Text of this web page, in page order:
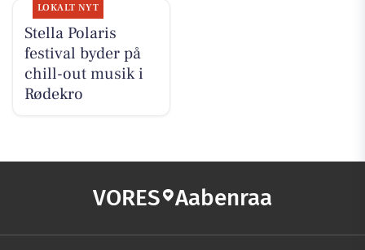
LOKALT NYT
Stella Polaris
festival byder på
chill-out musik i
Rødekro
VORES Aabenraa